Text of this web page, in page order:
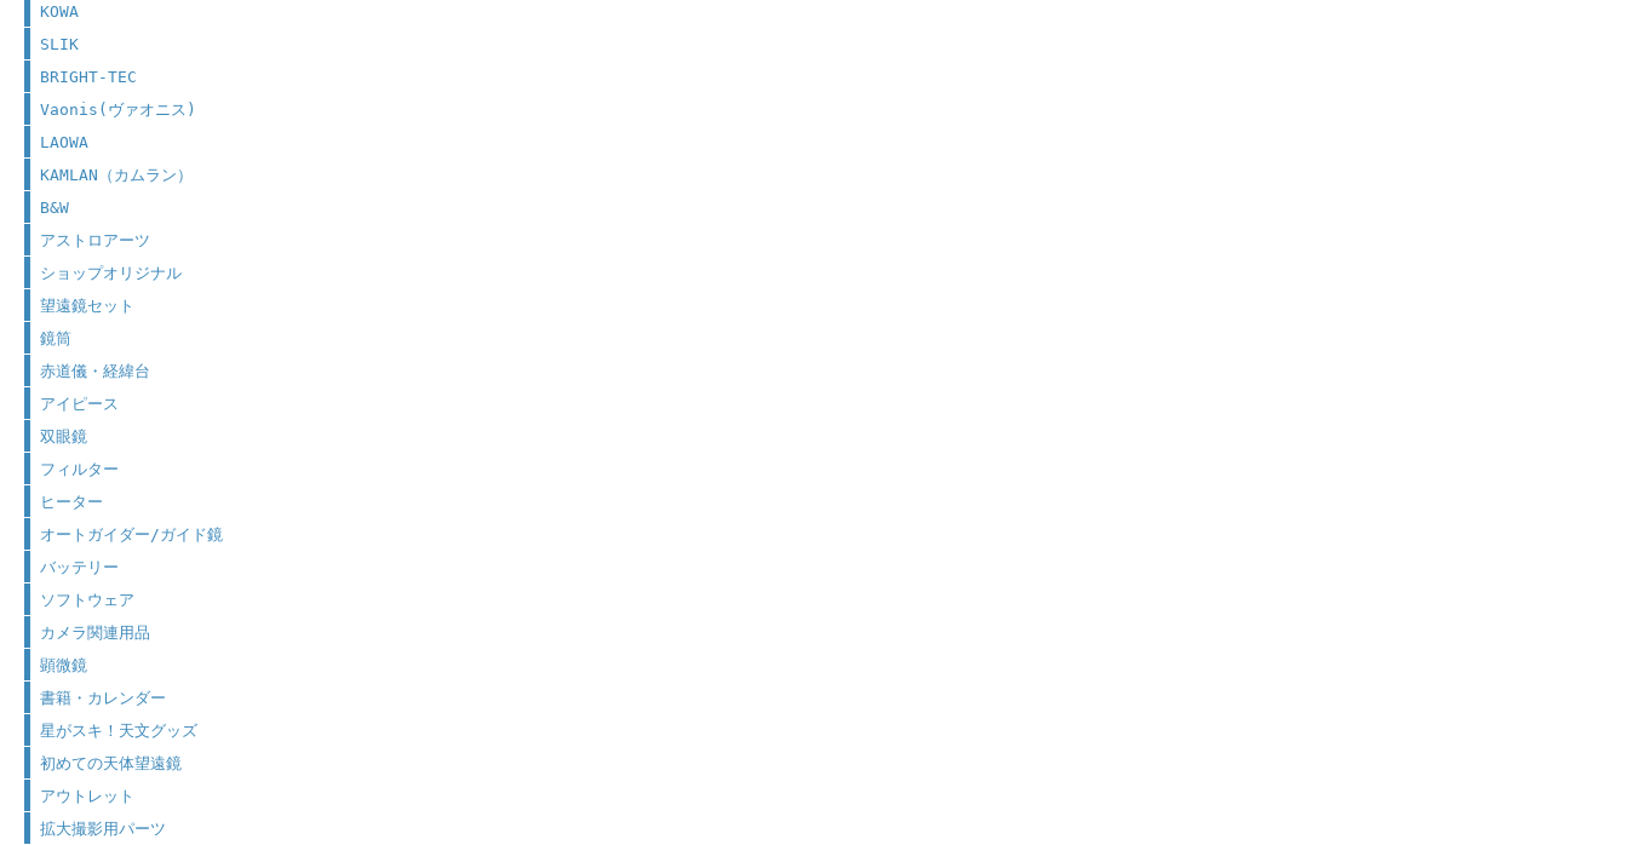
KOWA
SLIK
BRIGHT-TEC
Vaonis(ヴァオニス)
LAOWA
KAMLAN（カムラン）
B&W
アストロアーツ
ショップオリジナル
望遠鏡セット
鏡筒
赤道儀・経緯台
アイピース
双眼鏡
フィルター
ヒーター
オートガイダー/ガイド鏡
バッテリー
ソフトウェア
カメラ関連用品
顕微鏡
書籍・カレンダー
星がスキ！天文グッズ
初めての天体望遠鏡
アウトレット
拡大撮影用パーツ